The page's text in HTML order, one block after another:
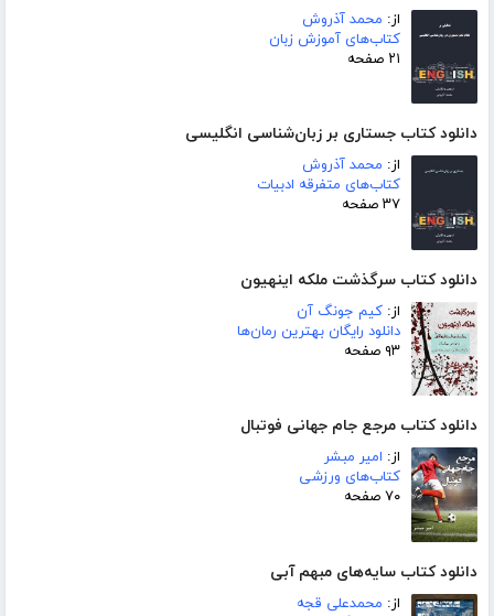
از: محمد آذروش
کتاب‌های آموزش زبان
۲۱ صفحه
دانلود کتاب جستاری بر زبان‌شناسی انگلیسی
از: محمد آذروش
کتاب‌های متفرقه ادبیات
۳۷ صفحه
دانلود کتاب سرگذشت ملکه اینهیون
از: کیم جونگ آن
دانلود رایگان بهترین رمان‌ها
۹۳ صفحه
دانلود کتاب مرجع جام جهانی فوتبال
از: امیر مبشر
کتاب‌های ورزشی
۷۰ صفحه
دانلود کتاب سایه‌های مبهم آبی
از: محمدعلی قجه